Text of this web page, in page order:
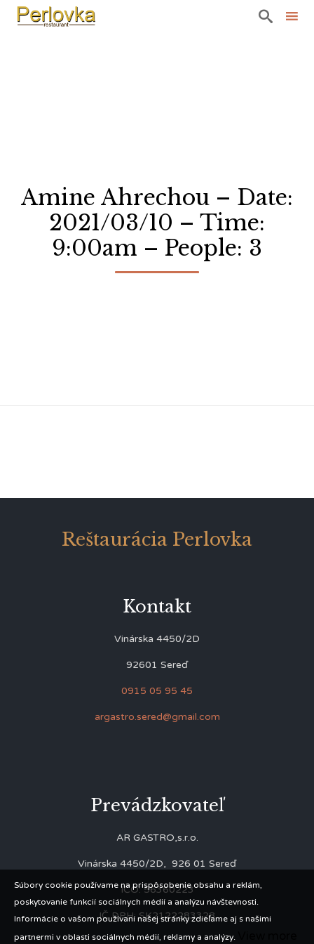

Amine Ahrechou – Date:
2021/03/10 – Time:
9:00am – People: 3
Reštaurácia Perlovka
Kontakt
Vinárska 4450/2D
92601 Sereď
0915 05 95 45
argastro.sered@gmail.com
Prevádzkovateľ
AR GASTRO,s.r.o.
Vinárska 4450/2D, 926 01 Sereď
IČO: 56360223
IČ DPH: SK2122283328
Súbory cookie používame na prispôsobenie obsahu a reklám,
poskytovanie funkcií sociálnych médií a analýzu návštevnosti.
Informácie o vašom používaní našej stránky zdieľame aj s našimi
partnermi v oblasti sociálnych médií, reklamy a analýzy.